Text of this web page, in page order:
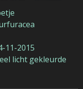
11-2015
licht gekleurde